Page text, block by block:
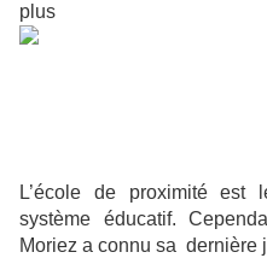
plus
L’école de proximité est
système éducatif.
Moriez a connu sa dernière